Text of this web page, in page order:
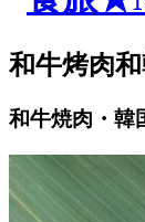
和牛烤肉
和牛焼肉・